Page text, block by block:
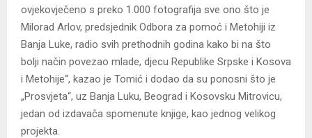
ovjekovječeno s preko 1.000 fotografija sve ono što je
Milorad Arlov, predsjednik Odbora za pomoć i Metohiji iz
Banja Luke, radio svih prethodnih godina kako bi na što
bolji način povezao mlade, djecu Republike Srpske i Kosova
i Metohije“, kazao je Tomić i dodao da su ponosni što je
„Prosvjeta“, uz Banja Luku, Beograd i Kosovsku Mitrovicu,
jedan od izdavača spomenute knjige, kao jednog velikog
projekta.